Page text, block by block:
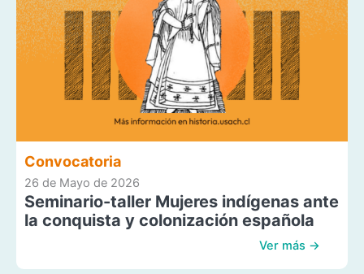
Convocatoria
26 de Mayo de 2026
Seminario-taller Mujeres indígenas ante
la conquista y colonización española
Ver más →